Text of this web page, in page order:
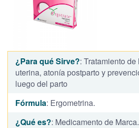
¿Para qué Sirve?: Tratamiento
uterina, atonía postparto y
luego del parto
Fórmula: Ergometrina.
¿Qué es?: Medicamento de Marca.